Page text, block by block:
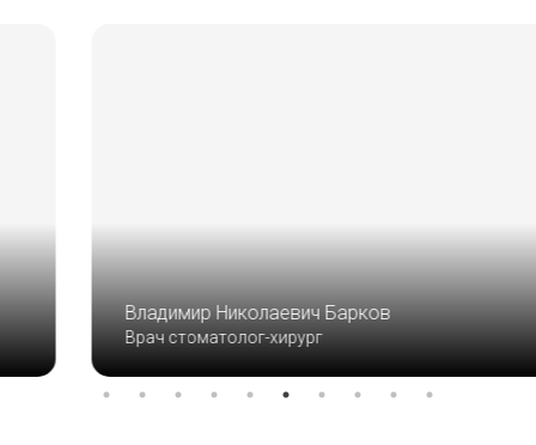
Владимир Николаевич Барков
Врач стоматолог-хирург